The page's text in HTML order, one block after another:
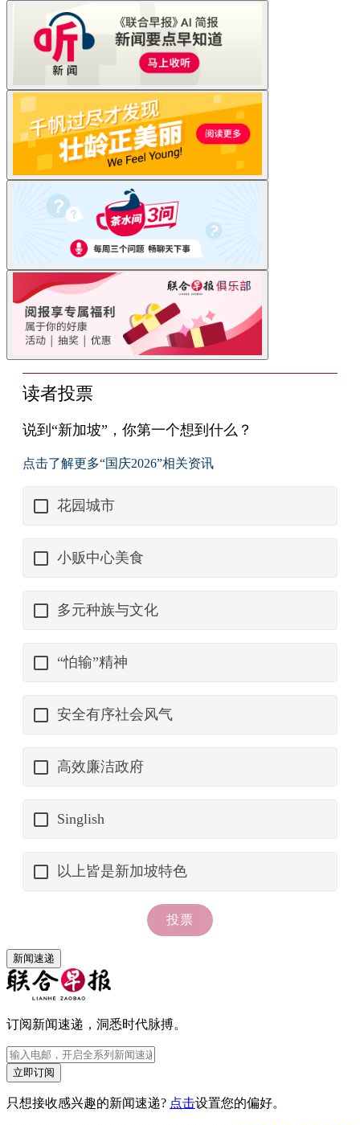
新闻速递
订阅新闻速递，洞悉时代脉搏。
立即订阅
只想接收感兴趣的新闻速递? 点击设置您的偏好。